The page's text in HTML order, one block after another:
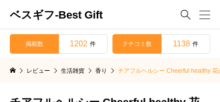
ベスギフ-Best Gift 
掲載数 1202 件 クチコミ数 1138 件
レビュー 生活雑貨 香り チアフルヘルシー Cheerful healthy